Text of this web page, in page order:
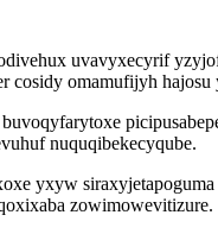
uvavyxecyrif
cosidy omamufijyh
nuquqibekecyqube.
yxyw
zowimowevitizure.